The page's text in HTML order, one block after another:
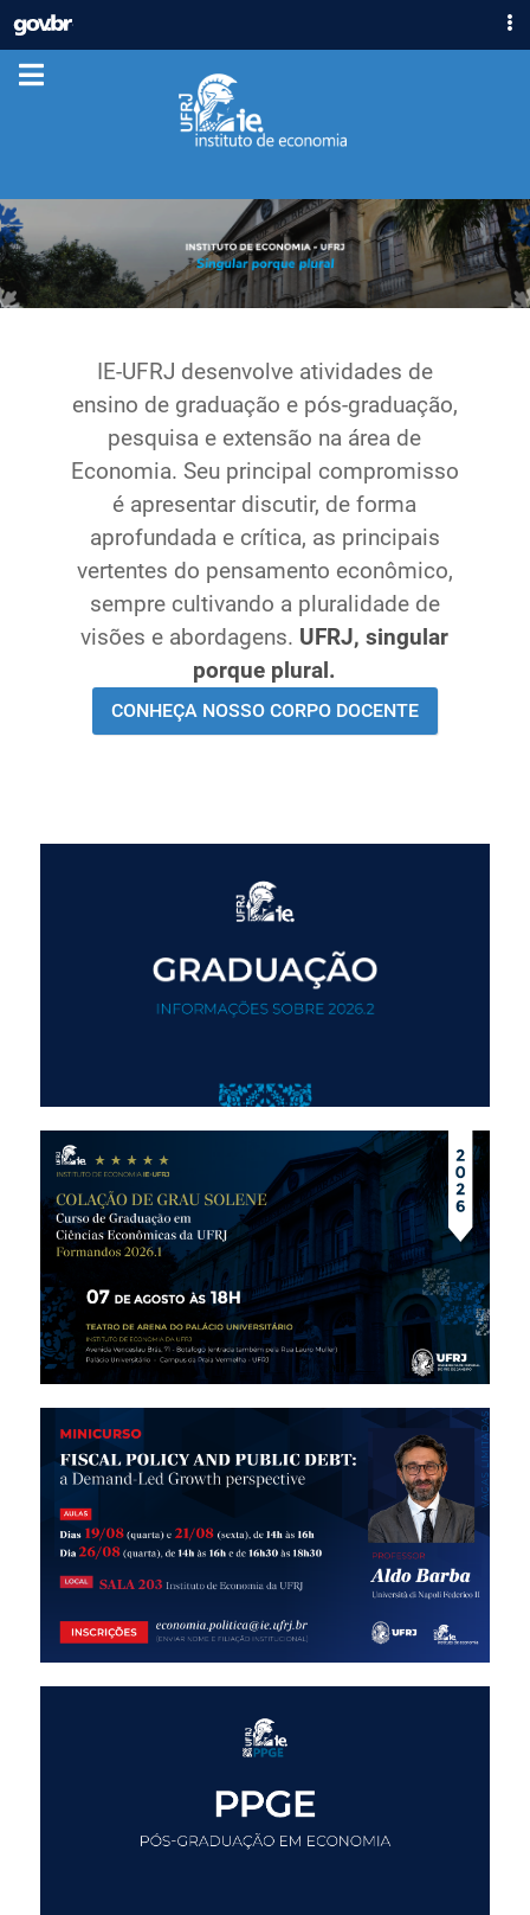
GOVBR
ACESSO À INFORMAÇÃO
Ministério da Justiça e Segurança Pública
Ministério da Defesa
Ministério da Agricultura, Pecuária e Abastecimento
Ministério da Educação
Ministério da Saúde
Ministério de Minas e Energia
Ministério da Ciência, Tecnologia, Inovações e
Comunicações
Ministério do Meio Ambiente
Ministério do Turismo
Ministério do Desenvolvimento Regional
Secretaria de Governo
Gabinete de Segurança Institucional
Advocacia-Geral da União
IE-UFRJ desenvolve atividades de
ensino de graduação e pós-graduação,
pesquisa e extensão na área de
Economia. Seu principal compromisso
é apresentar discutir, de forma
aprofundada e crítica, as principais
vertentes do pensamento econômico,
sempre cultivando a pluralidade de
visões e abordagens. UFRJ, singular
porque plural.
CONHEÇA NOSSO CORPO DOCENTE